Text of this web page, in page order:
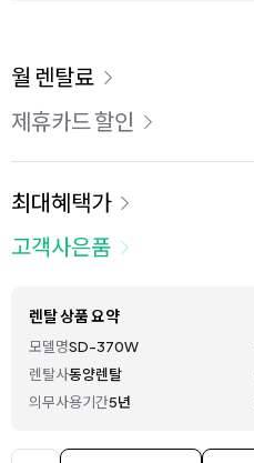
이용 요금
월 렌탈료
제휴카드 할인
최대혜택가
고객사은품
렌탈 상품 요약
모델명SD-370W
렌탈사동양렌탈
의무사용기간5년